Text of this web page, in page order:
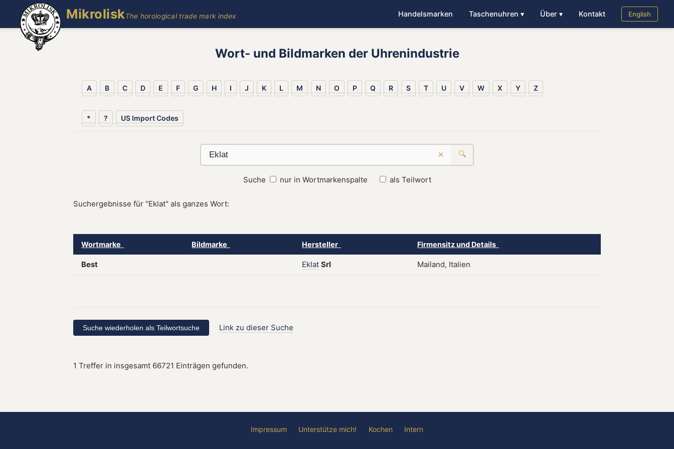
MikroliskThe horological trade mark index Handelsmarken Taschenuhren ▾ Über ▾ Kontakt English
Wort- und Bildmarken der Uhrenindustrie
A B C D E F G H I J K L M N O P Q R S T U V W X Y Z
* ? US Import Codes
× 🔍
Suche nur in Wortmarkenspalte als Teilwort
Suchergebnisse für "Eklat" als ganzes Wort:
Wortmarke Bildmarke Hersteller Firmensitz und Details
Best Eklat Srl Mailand, Italien
Link zu dieser Suche
1 Treffer in insgesamt 66721 Einträgen gefunden.
Impressum Unterstütze mich! Kochen Intern